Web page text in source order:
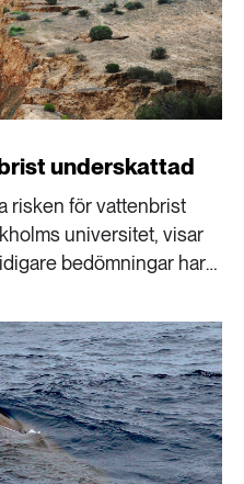
underskattad
risken för vattenbrist
universitet, visar
bedömningar har